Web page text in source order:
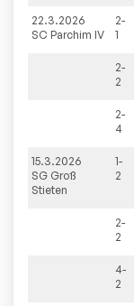
22.3.2026
SC Parchim IV
2-
1
2-
2
2-
4
15.3.2026
SG Groß
Stieten
1-
2
2-
2
4-
2